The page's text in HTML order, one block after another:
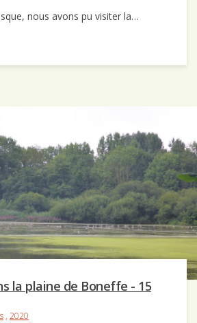
nous avons pu visiter la…
la plaine de Boneffe - 15
, 2020